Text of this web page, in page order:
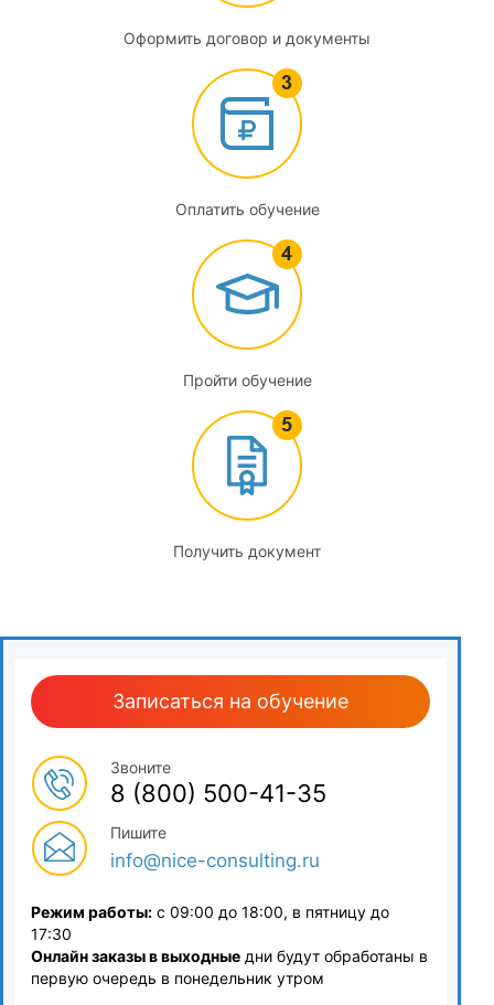
Оформить договор и документы
Оплатить обучение
Пройти обучение
Получить документ
Записаться на обучение
Звоните
8 (800) 500-41-35
Пишите
info@nice-consulting.ru
Режим работы: с 09:00 до 18:00, в пятницу до
17:30
Онлайн заказы в выходные дни будут обработаны в
первую очередь в понедельник утром